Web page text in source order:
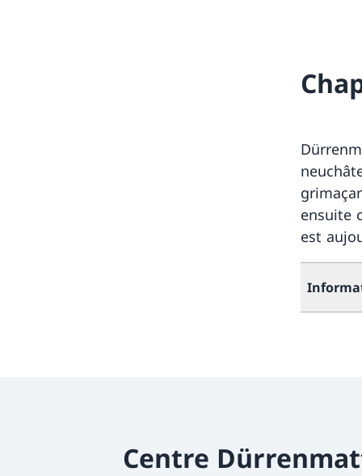
ensuite
est
Centre